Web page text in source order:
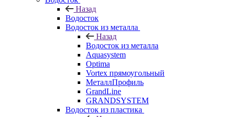
Назад
Водосток
Водосток из металла
Назад
Водосток из металла
Aquasystem
Optima
Vortex прямоугольный
МеталлПрофиль
GrandLine
GRANDSYSTEM
Водосток из пластика